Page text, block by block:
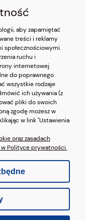
aby zapamiętać
treści i reklamy
społecznościowymi.
ruchu i
internetowej.
do poprawnego
wszystkie rodzaje
ich używania (z
pliki do swoich
zgodę możesz w
w link "Ustawienia
oraz zasadach
Polityce prywatności.